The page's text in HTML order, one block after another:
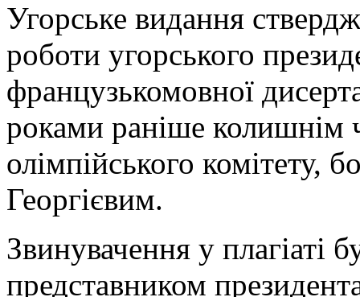
Угорське видання
роботи угорського
французькомовної
роками раніше
олімпійського
Георгієвим.
Звинувачення у плагіаті
представником